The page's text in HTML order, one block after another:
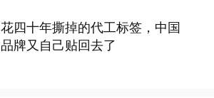
花四十年撕掉的代工标签，中国
品牌又自己贴回去了